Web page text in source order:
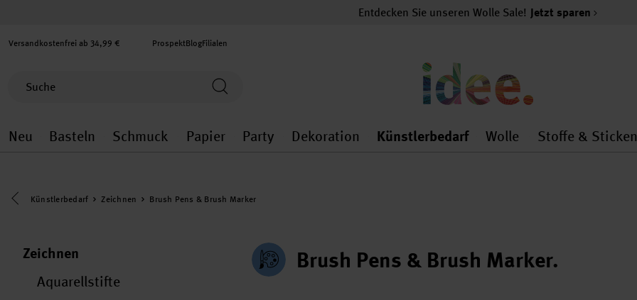
Entdecken Sie unseren Wolle Sale! Jetzt sparen
Versandkostenfrei ab 34,99 € ProspektBlogFilialen
Neu
Neu general.openMenu
Basteln
Basteln general.openMenu
Schmuck
Schmuck general.openMenu
Papier
Papier general.openMenu
Party
Party general.openMenu
Dekoration
Dekoration general.openMenu
Künstlerbedarf
Künstlerbedarf
Wolle
Wolle
Stoffe & Sticken
Eine Kategorie zurück navigieren
Künstlerbedarf Zeichnen Brush Pens & Brush Marker
Zeichnen
Aquarellstifte
Brush Pens & Brush Marker